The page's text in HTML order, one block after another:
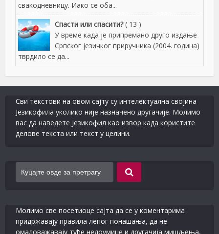
свакодневницу. Иако се оба...
Спасти или спасити? ( 13 )
У време када је припремано друго издање
Српског језичког приручника (2004. година)
тврдило се да...
Сви текстови на овом сајту су интелектуална својина
Језикофила уколико није назначено другачије. Молимо
вас да наведете Језикофил као извор када користите
делове текста или текст у целини.
Молимо све посетиоце сајта да се у коментарима
придржавају правила лепог понашања, да не
омаловажавају туђе недоумице и другачија мишљења,